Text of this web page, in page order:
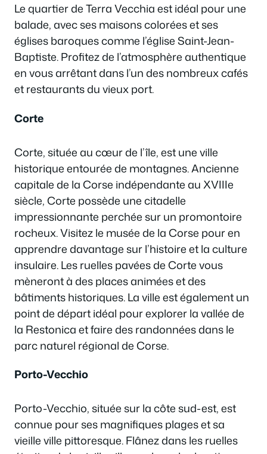
Le quartier de Terra Vecchia est idéal pour une
balade, avec ses maisons colorées et ses
églises baroques comme l’église Saint-Jean-
Baptiste. Profitez de l’atmosphère authentique
en vous arrêtant dans l’un des nombreux cafés
et restaurants du vieux port.
Corte
Corte, située au cœur de l’île, est une ville
historique entourée de montagnes. Ancienne
capitale de la Corse indépendante au XVIIIe
siècle, Corte possède une citadelle
impressionnante perchée sur un promontoire
rocheux. Visitez le musée de la Corse pour en
apprendre davantage sur l’histoire et la culture
insulaire. Les ruelles pavées de Corte vous
mèneront à des places animées et des
bâtiments historiques. La ville est également un
point de départ idéal pour explorer la vallée de
la Restonica et faire des randonnées dans le
parc naturel régional de Corse.
Porto-Vecchio
Porto-Vecchio, située sur la côte sud-est, est
connue pour ses magnifiques plages et sa
vieille ville pittoresque. Flânez dans les ruelles